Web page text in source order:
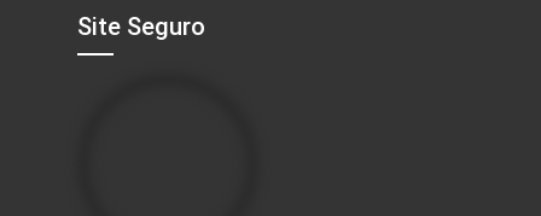
Site Seguro